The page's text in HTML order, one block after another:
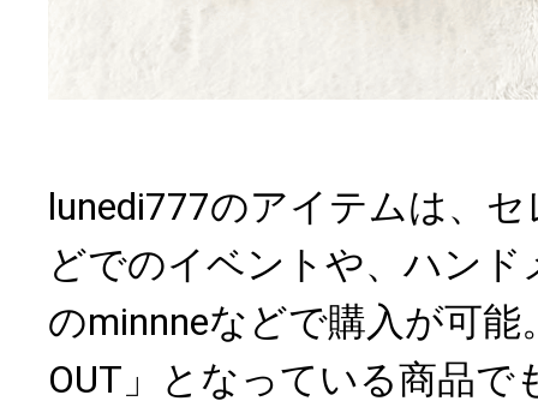
lunedi777のアイテムは、
どでのイベントや、ハン
のminnneなどで購入が可能
OUT」となっている商品で